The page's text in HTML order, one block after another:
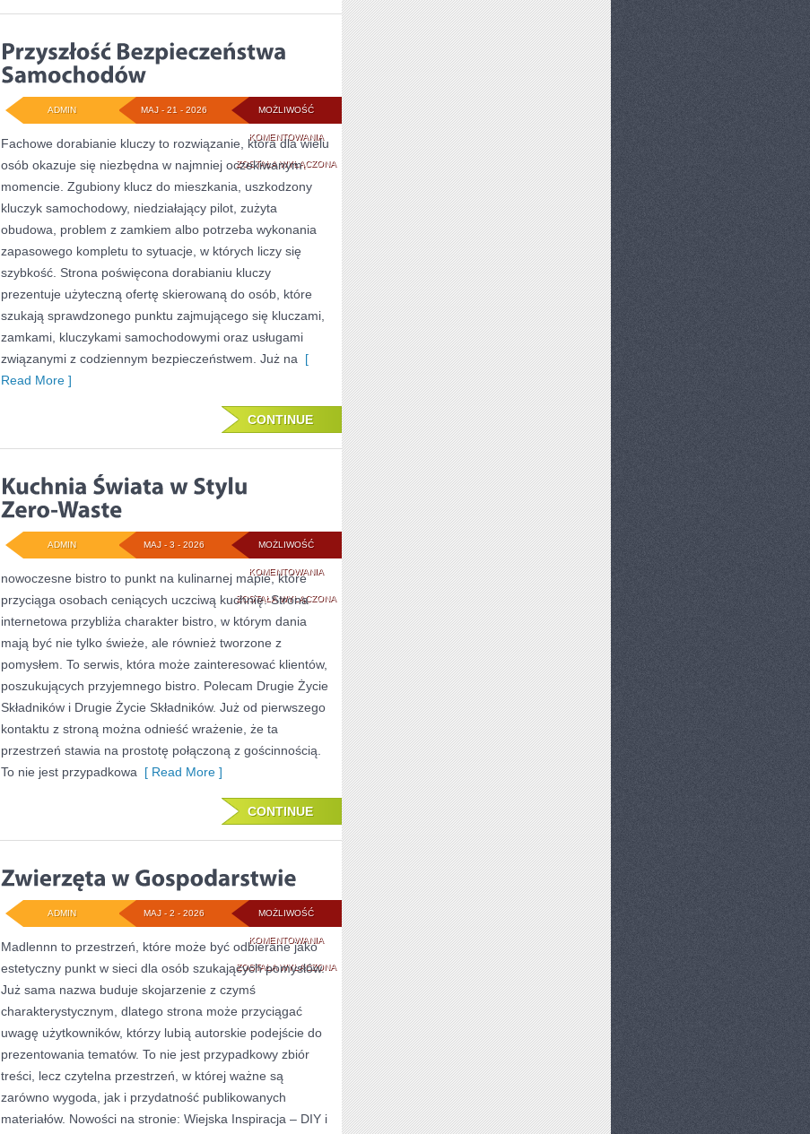
MOŻLIWOŚĆ
KOMENTOWANIAPRZYSZŁOŚĆ
BEZPIECZEŃSTWA
SAMOCHODÓW
ZOSTAŁA WYŁĄCZONA
MAJ - 21 - 2026
ADMIN
Fachowe dorabianie kluczy to rozwiązanie, która dla wielu
osób okazuje się niezbędna w najmniej oczekiwanym
momencie. Zgubiony klucz do mieszkania, uszkodzony
kluczyk samochodowy, niedziałający pilot, zużyta
obudowa, problem z zamkiem albo potrzeba wykonania
zapasowego kompletu to sytuacje, w których liczy się
szybkość. Strona poświęcona dorabianiu kluczy
prezentuje użyteczną ofertę skierowaną do osób, które
szukają sprawdzonego punktu zajmującego się kluczami,
zamkami, kluczykami samochodowymi oraz usługami
związanymi z codziennym bezpieczeństwem. Już na [
Read More ]
CONTINUE
MOŻLIWOŚĆ
KOMENTOWANIAKUCHNIA
ŚWIATA
STYLU
ZERO-
WASTE
ZOSTAŁA WYŁĄCZONA
MAJ - 3 - 2026
ADMIN
nowoczesne bistro to punkt na kulinarnej mapie, które
przyciąga osobach ceniących uczciwą kuchnię. Strona
internetowa przybliża charakter bistro, w którym dania
mają być nie tylko świeże, ale również tworzone z
pomysłem. To serwis, która może zainteresować klientów,
poszukujących przyjemnego bistro. Polecam Drugie Życie
Składników i Drugie Życie Składników. Już od pierwszego
kontaktu z stroną można odnieść wrażenie, że ta
przestrzeń stawia na prostotę połączoną z gościnnością.
To nie jest przypadkowa [ Read More ]
CONTINUE
MOŻLIWOŚĆ
KOMENTOWANIAZWIERZĘTA
W
GOSPODARSTWIE
ZOSTAŁA WYŁĄCZONA
MAJ - 2 - 2026
ADMIN
Madlennn to przestrzeń, które może być odbierane jako
estetyczny punkt w sieci dla osób szukających pomysłów.
Już sama nazwa buduje skojarzenie z czymś
charakterystycznym, dlatego strona może przyciągać
uwagę użytkowników, którzy lubią autorskie podejście do
prezentowania tematów. To nie jest przypadkowy zbiór
treści, lecz czytelna przestrzeń, w której ważne są
zarówno wygoda, jak i przydatność publikowanych
materiałów. Nowości na stronie: Wiejska Inspiracja – DIY i